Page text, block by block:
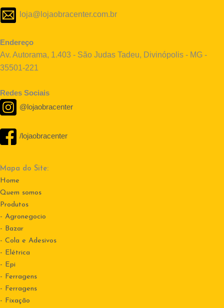
loja@lojaobracenter.com.br
Endereço
Av. Autorama, 1.403 - São Judas Tadeu, Divinópolis - MG -
35501-221
Redes Sociais
@lojaobracenter
/lojaobracenter
Mapa do Site:
Home
Quem somos
Produtos
- Agronegocio
- Bazar
- Cola e Adesivos
- Elétrica
- Epi
- Ferragens
- Ferragens
- Fixação